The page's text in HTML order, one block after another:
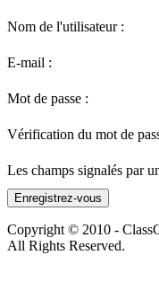
Nom de l'utilisateur :
E-mail :
Mot de passe :
Vérification du mot de
Les champs signalés par
Enregistrez-vous
Copyright © 2010 -
All Rights Reserved.